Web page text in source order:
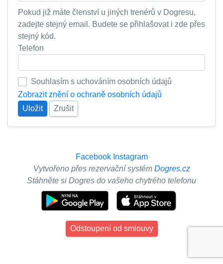
Pokud již máte členství u jiných trenérů v Dogresu,
zadejte stejný email. Budete se přihlašovat i zde přes
stejný kód.
Telefon
Souhlasím s uchováním osobních údajů
Zobrazit znění o ochraně osobních údajů
Uložit
Zrušit
Facebook Instagram
Vytvořeno přes rezervační systém Dogres.cz
Stáhněte si Dogres do vašeho chytrého telefonu
Odstoupení od smlouvy